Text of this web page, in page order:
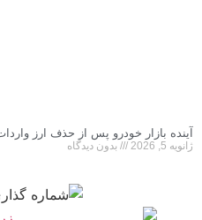
آینده بازار خودرو پس از حذف ارز واردات
ژانویه 5, 2026 بدون دیدگاه